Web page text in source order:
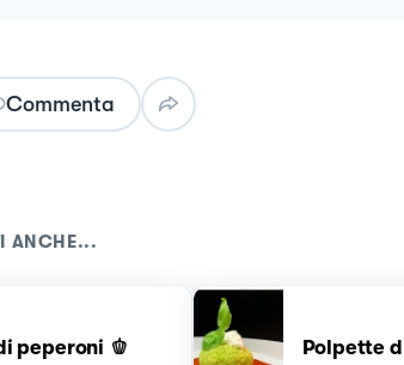
Commenta
ANCHE...
peperoni 🫑 Polpette